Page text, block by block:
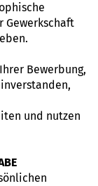
Gewerkschaft
Bewerbung,
und nutzen